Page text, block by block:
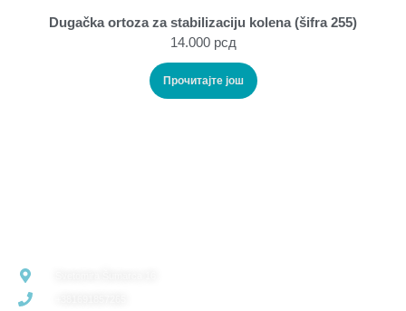
Dugačka ortoza za stabilizaciju kolena (šifra 255)
14.000 рсд
Прочитајте још